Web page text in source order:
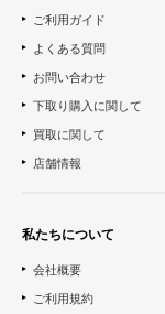
ご利用ガイド
よくある質問
お問い合わせ
下取り購入に関して
買取に関して
店舗情報
私たちについて
会社概要
ご利用規約